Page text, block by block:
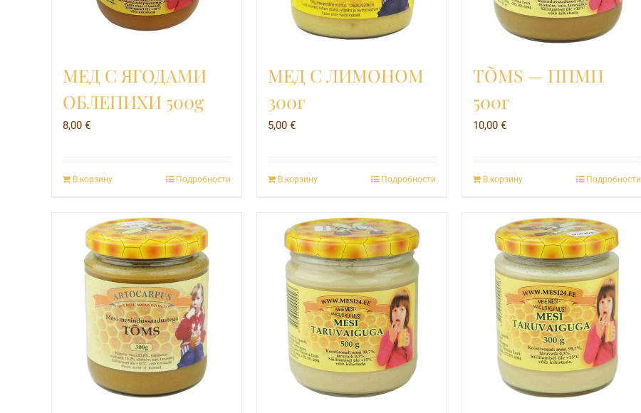
МЕД С ЯГОДАМИ
ОБЛЕПИХИ 500g
8,00 €
В корзину Подробности
МЕД С ЛИМОНОМ
300г
5,00 €
В корзину Подробности
TÕMS — ППМП
500г
10,00 €
В корзину Подробности